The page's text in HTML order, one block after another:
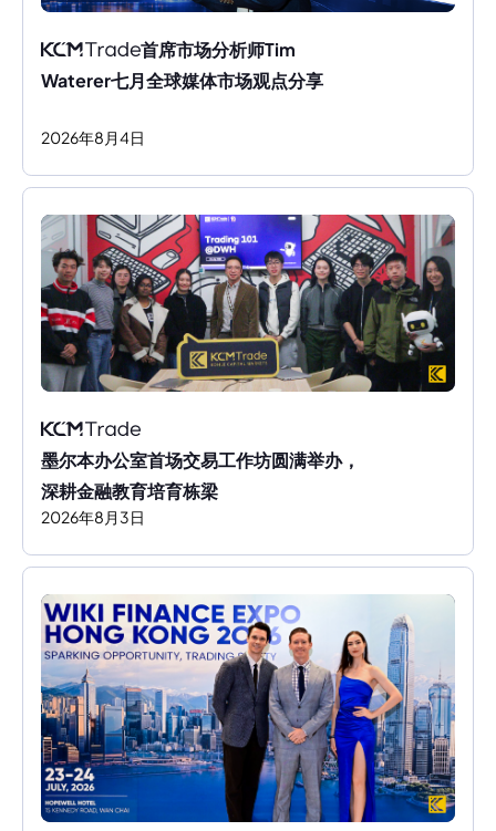
首席市场分析师Tim
Waterer七月全球媒体市场观点分享
2026年8 月4日
墨尔本办公室首场交易工作坊圆满举办，
深耕金融教育培育栋梁
2026年8 月 3日